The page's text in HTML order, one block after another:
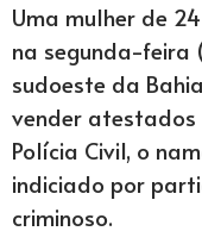
Uma mulher de
na segunda-feira
sudoeste da
vender atestados
Polícia Civil, o
indiciado por
criminoso.